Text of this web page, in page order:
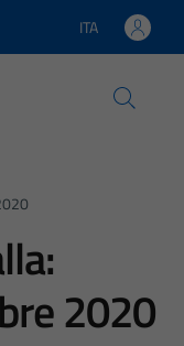
Lingua attiva:
ITA
2020